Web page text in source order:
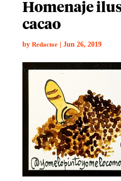
Homenaje
cacao
by Redactor| Jun 26, 2019